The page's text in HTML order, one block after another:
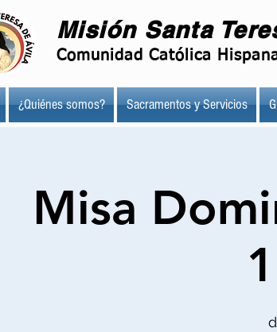
Misión Santa
Comunidad Católica
¿Quiénes somos? Sacramentos y Servicios
Misa